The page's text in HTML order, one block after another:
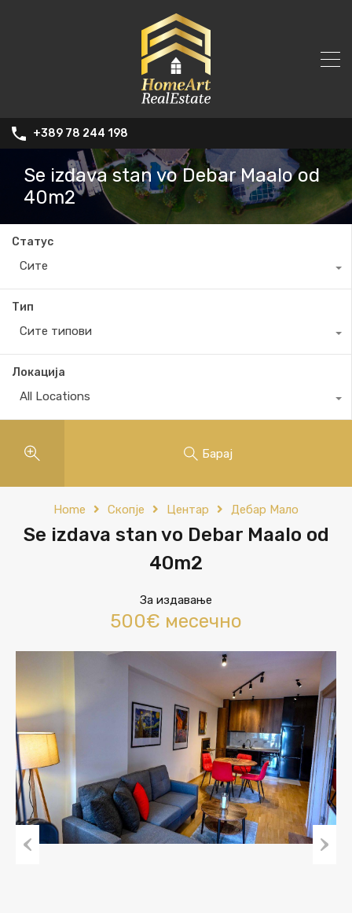
+389 78 244 198
Se izdava stan vo Debar Maalo od
40m2
Статус
Сите
Тип
Сите типови
Локација
All Locations
Барај
Home Скопје Центар Дебар Мало
Se izdava stan vo Debar Maalo od
40m2
За издавање
500€ месечно